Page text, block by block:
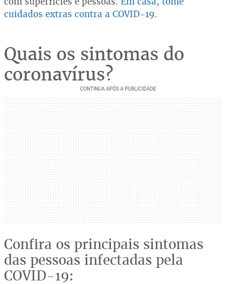
cuidados extras contra a COVID-19.
Quais os sintomas do
coronavírus?
Confira os principais sintomas
das pessoas infectadas pela
COVID-19: